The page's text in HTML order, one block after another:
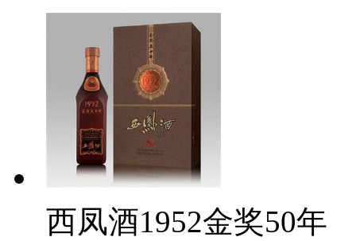
西凤酒1952金奖50年